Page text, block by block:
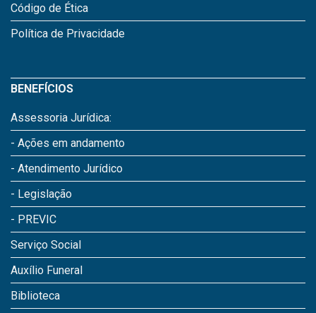
Código de Ética
Política de Privacidade
BENEFÍCIOS
Assessoria Jurídica:
- Ações em andamento
- Atendimento Jurídico
- Legislação
- PREVIC
Serviço Social
Auxílio Funeral
Biblioteca